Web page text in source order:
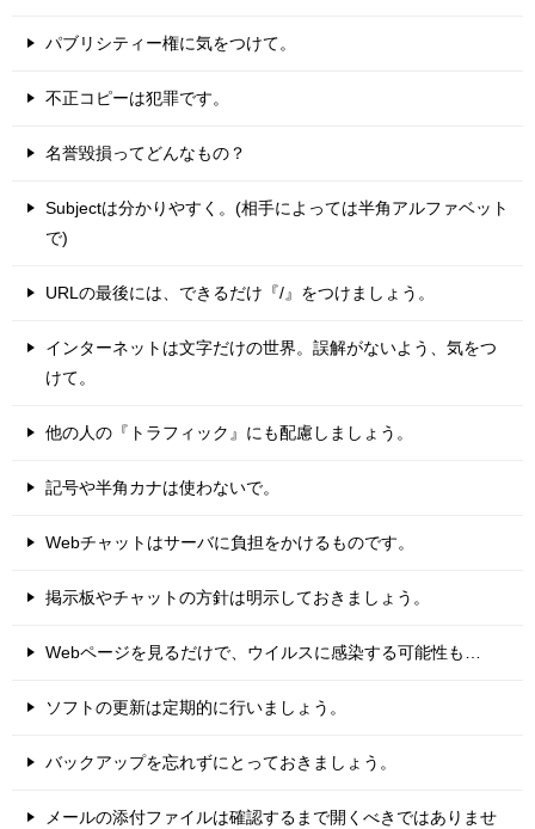
パブリシティー権に気をつけて。
不正コピーは犯罪です。
名誉毀損ってどんなもの？
Subjectは分かりやすく。(相手によっては半角アルファベット
で)
URLの最後には、できるだけ『/』をつけましょう。
インターネットは文字だけの世界。誤解がないよう、気をつ
けて。
他の人の『トラフィック』にも配慮しましょう。
記号や半角カナは使わないで。
Webチャットはサーバに負担をかけるものです。
掲示板やチャットの方針は明示しておきましょう。
Webページを見るだけで、ウイルスに感染する可能性も…
ソフトの更新は定期的に行いましょう。
バックアップを忘れずにとっておきましょう。
メールの添付ファイルは確認するまで開くべきではありませ